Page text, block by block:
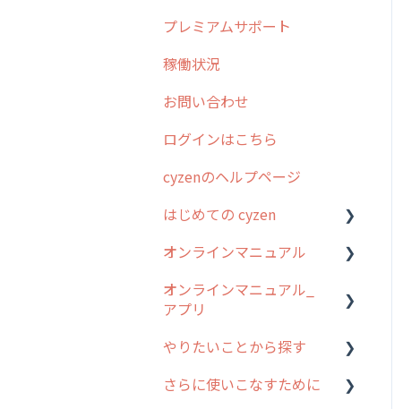
清掃
不動産
障害情報
リリース
2026年のリリース情報
2025年のリリース情報
2024年のリリース情報
2023年のリリース情報
過去のリリース
2019年までのリリース情
お客様の声を実現しました
プレミアムサポート
稼働状況
お問い合わせ
ログインはこちら
cyzenのヘルプページ
はじめての cyzen
0. はじめてのcyzenの使い
1. cyzenについて知ろう
2. 主要機能の概要
3. cyzenの位置情報取得に
オンラインマニュアル
管理サイトの使い始め
オンラインマニュアル_
アプリ
アプリの使い始め
ホーム画面
やりたいことから探す
行動管理
さらに使いこなすために